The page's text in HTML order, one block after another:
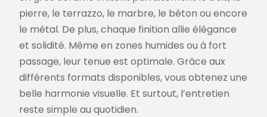
pierre, le terrazzo, le marbre, le béton ou encore
le métal. De plus, chaque finition allie élégance
et solidité. Même en zones humides ou à fort
passage, leur tenue est optimale. Grâce aux
différents formats disponibles, vous obtenez une
belle harmonie visuelle. Et surtout, l’entretien
reste simple au quotidien.